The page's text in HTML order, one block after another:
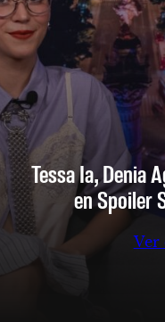
Tessa Ia, Denia
en Spoiler
Ver